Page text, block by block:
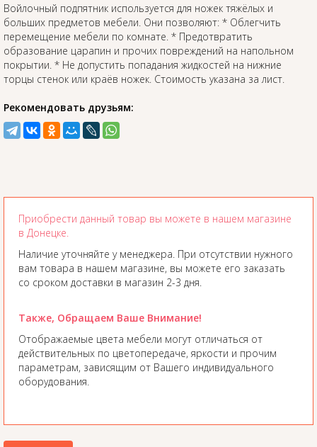
Войлочный подпятник используется для ножек тяжёлых и
больших предметов мебели. Они позволяют: * Облегчить
перемещение мебели по комнате. * Предотвратить
образование царапин и прочих повреждений на напольном
покрытии. * Не допустить попадания жидкостей на нижние
торцы стенок или краёв ножек. Стоимость указана за лист.
Рекомендовать друзьям:
Приобрести данный товар вы можете в нашем магазине
в Донецке.
Наличие уточняйте у менеджера. При отсутствии нужного
вам товара в нашем магазине, вы можете его заказать
со сроком доставки в магазин 2-3 дня.
Также, Обращаем Ваше Внимание!
Отображаемые цвета мебели могут отличаться от
действительных по цветопередаче, яркости и прочим
параметрам, зависящим от Вашего индивидуального
оборудования.